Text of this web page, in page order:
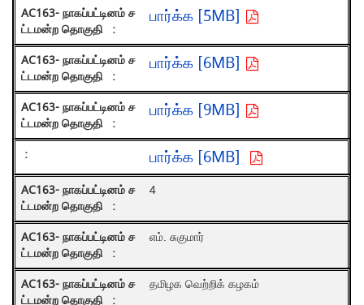
பார்க்க [5MB]
பார்க்க [6MB]
பார்க்க [9MB]
பார்க்க [6MB]
4
எம். சுகுமார்
தமிழக வெற்றிக் கழகம்